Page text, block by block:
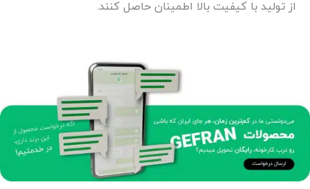
از تولید با کیفیت بالا اطمینان حاصل کنند.